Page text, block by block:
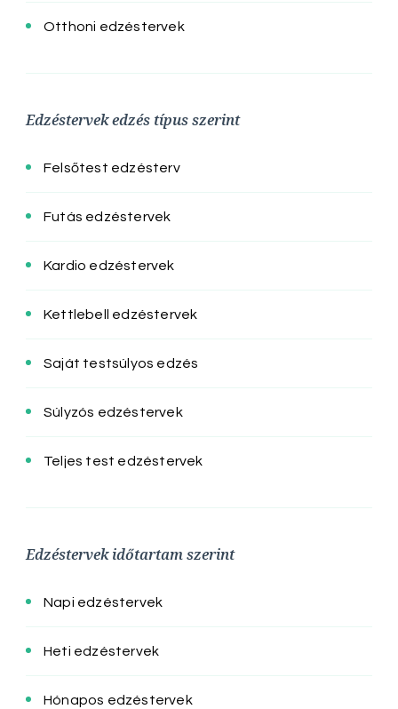
Otthoni edzéstervek
Edzéstervek edzés típus szerint
Felsőtest edzésterv
Futás edzéstervek
Kardio edzéstervek
Kettlebell edzéstervek
Saját testsúlyos edzés
Súlyzós edzéstervek
Teljes test edzéstervek
Edzéstervek időtartam szerint
Napi edzéstervek
Heti edzéstervek
Hónapos edzéstervek